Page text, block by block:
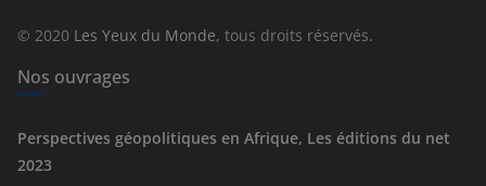
e
© 2020 Les Yeux du Monde, tous droits réservés.
Nos ouvrages
Perspectives géopolitiques en Afrique, Les éditions du net
2023